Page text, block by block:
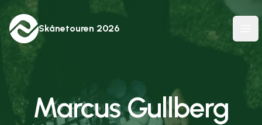
Skånetouren 2026
Marcus Gullberg